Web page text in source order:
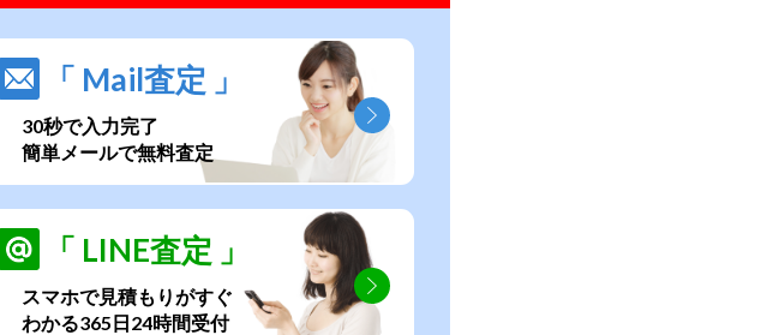
「 Mail査定 」
30秒で入力完了
簡単メールで無料査定
「 LINE査定 」
スマホで見積もりがすぐ
わかる365日24時間受付